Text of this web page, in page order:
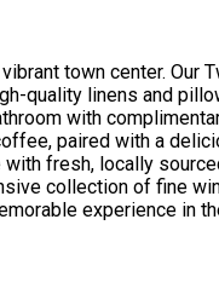
town center. Our
quality linens and
with
paired with a
fresh, locally
collection of fine
experience in